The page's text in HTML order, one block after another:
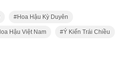
Hoa Hậu Kỳ Duyên
Hậu Việt Nam Ý Kiến Trái Chiều